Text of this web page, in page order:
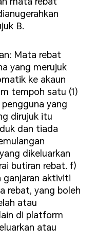
B.
Mata rebat
yang merujuk
ke akaun
tempoh satu (1)
yang
dirujuk itu
dan tiada
dikeluarkan
butiran rebat. f)
ganjaran aktiviti
rebat, yang boleh
atau
di platform
atau